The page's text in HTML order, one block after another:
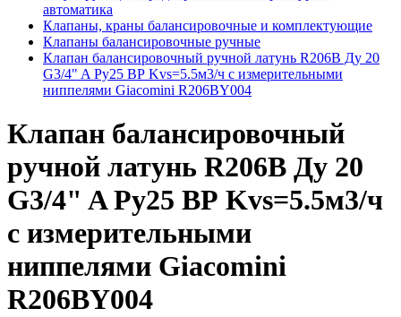
автоматика
Клапаны, краны балансировочные и комплектующие
Клапаны балансировочные ручные
Клапан балансировочный ручной латунь R206B Ду 20
G3/4" A Ру25 ВР Kvs=5.5м3/ч с измерительными
ниппелями Giacomini R206BY004
Клапан балансировочный
ручной латунь R206B Ду 20
G3/4" A Ру25 ВР Kvs=5.5м3/ч
с измерительными
ниппелями Giacomini
R206BY004